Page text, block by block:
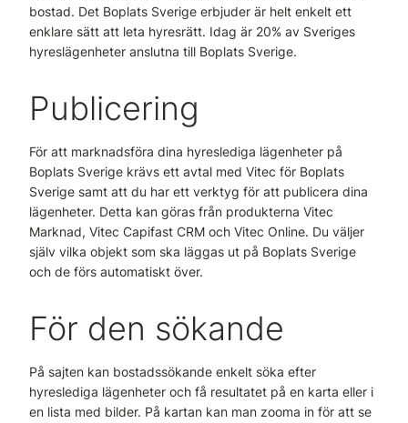
bostad. Det Boplats Sverige erbjuder är helt enkelt ett
enklare sätt att leta hyresrätt. Idag är 20% av Sveriges
hyreslägenheter anslutna till Boplats Sverige.
Publicering
För att marknadsföra dina hyreslediga lägenheter på
Boplats Sverige krävs ett avtal med Vitec för Boplats
Sverige samt att du har ett verktyg för att publicera dina
lägenheter. Detta kan göras från produkterna Vitec
Marknad, Vitec Capifast CRM och Vitec Online. Du väljer
själv vilka objekt som ska läggas ut på Boplats Sverige
och de förs automatiskt över.
För den sökande
På sajten kan bostadssökande enkelt söka efter
hyreslediga lägenheter och få resultatet på en karta eller i
en lista med bilder. På kartan kan man zooma in för att se